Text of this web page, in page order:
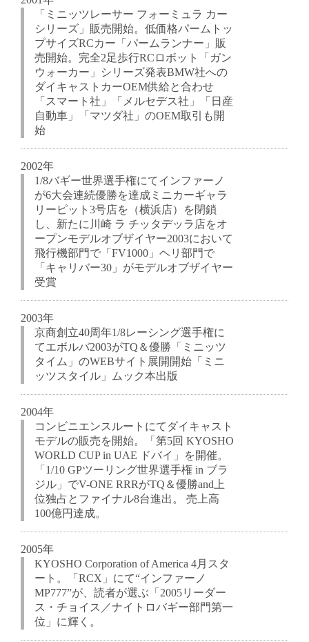
「ミニッツレーサー フォーミュラ カー
シリーズ」販売開始。低価格パームトッ
プサイズRCカー「パームランナー」販
売開始。完全2足歩行RCロボット「ガン
ウォーカー」シリーズ発表BMW社への
ダイキャストカーOEM供給と合わせ
「スマート社」「メルセデス社」「日産
自動車」「マツダ社」のOEM取引も開
始
2002年
1/8バギー世界選手権にてインファーノ
が6大会連続優勝を達成ミニカーギャラ
リーピット3号店を（横浜店）を閉鎖
し、新たに川崎 ラ チッタデッラ店をオ
ープンモデルオブザイヤー2003において
飛行機部門で「FV1000」ヘリ部門で
「キャリバー30」がモデルオブザイヤー
受賞
2003年
京商創立40周年1/8レーシング選手権に
てエボルバ2003がTQ＆優勝「ミニッツ
タイム」のWEBサイト展開開始「ミニ
ッツスタイル」ムック本出版
2004年
コンビニエンスルートにてダイキャスト
モデルの販売を開始。「第5回 KYOSHO
WORLD CUP in UAE ドバイ」を開催。
「1/10 GPツーリング世界選手権 in ブラ
ジル」でV-ONE RRRがTQ＆優勝and上
位独占とファイナル8台進出。 売上高
100億円達成。
2005年
KYOSHO Corporation of America 4月スタ
ート。「RCX」にて“インファーノ
MP777”が、読者が選ぶ「2005リーダー
ス・チョイス／ナイトロバギー部門第一
位」に輝く。